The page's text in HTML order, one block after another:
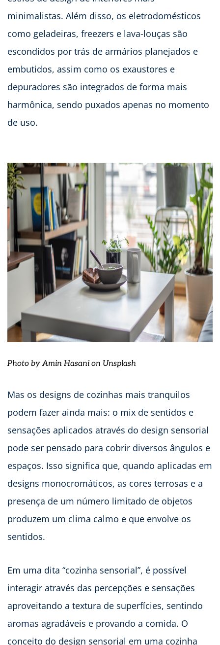
minimalistas. Além disso, os eletrodomésticos
como geladeiras, freezers e lava-louças são
escondidos por trás de armários planejados e
embutidos, assim como os exaustores e
depuradores são integrados de forma mais
harmônica, sendo puxados apenas no momento
de uso.
Photo by Amin Hasani on Unsplash
Mas os designs de cozinhas mais tranquilos
podem fazer ainda mais: o mix de sentidos e
sensações aplicados através do design sensorial
pode ser pensado para cobrir diversos ângulos e
espaços. Isso significa que, quando aplicadas em
designs monocromáticos, as cores terrosas e a
presença de um número limitado de objetos
produzem um clima calmo e que envolve os
sentidos.
Em uma dita “cozinha sensorial”, é possível
interagir através das percepções e sensações
aproveitando a textura de superfícies, sentindo
aromas agradáveis e provando a comida. O
conceito do design sensorial em uma cozinha